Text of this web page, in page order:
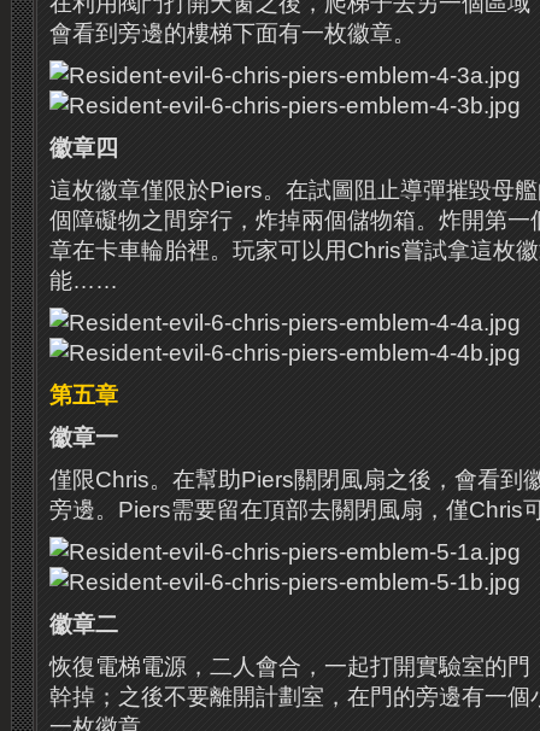
會看到旁邊的樓梯下面有一枚徽章。
徽章四
這枚徽章僅限於Piers。 在試圖阻止導彈摧毀母
個障礙物之間穿行，炸掉兩個儲物箱。 炸開第一
章在卡車輪胎裡。 玩家可以用Chris嘗試拿這枚
能……
第五章
徽章一
僅限Chris。 在幫助Piers關閉風扇之後，會看到
旁邊。 Piers需要留在頂部去關閉風扇，僅Chris
徽章二
恢復電梯電源，二人會合，一起打開實驗室的門
幹掉；之後不要離開計劃室，在門的旁邊有一個